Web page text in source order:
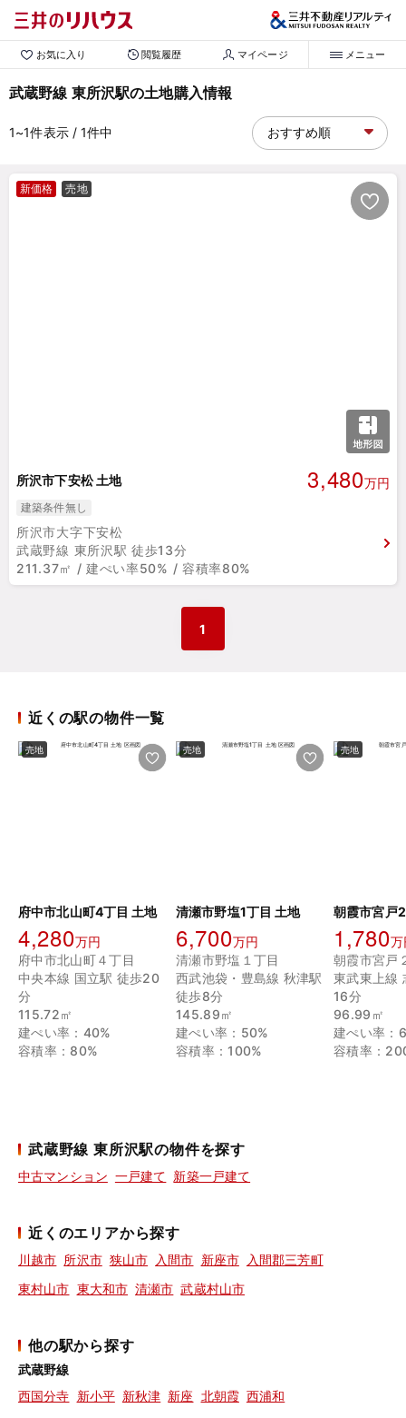
お気に入り 閲覧履歴 マイページ メニュー
武蔵野線 東所沢駅の土地購入情報
1~1件表示/ 1件中
新価格 売地
所沢市下安松 土地 3,480万円
建築条件無し
所沢市大字下安松
武蔵野線 東所沢駅 徒歩13分
211.37㎡ / 建ぺい率50% / 容積率80%
1
近くの駅の物件一覧
売地
府中市北山町4丁目 土地
4,280万円
府中市北山町４丁目
中央本線 国立駅 徒歩20
分
115.72㎡
建ぺい率：40%
容積率：80%
売地
清瀬市野塩1丁目 土地
6,700万円
清瀬市野塩１丁目
西武池袋・豊島線 秋津駅
徒歩8分
145.89㎡
建ぺい率：50%
容積率：100%
売地
朝霞市宮戸
1,780万
朝霞市宮戸
東武東上線
16分
96.99㎡
建ぺい率：
容積率：
武蔵野線 東所沢駅の物件を探す
中古マンション 一戸建て 新築一戸建て
近くのエリアから探す
川越市 所沢市 狭山市 入間市 新座市
入間郡三芳町
東村山市 東大和市 清瀬市 武蔵村山市
他の駅から探す
武蔵野線
西国分寺 新小平 新秋津 新座 北朝霞 西浦和